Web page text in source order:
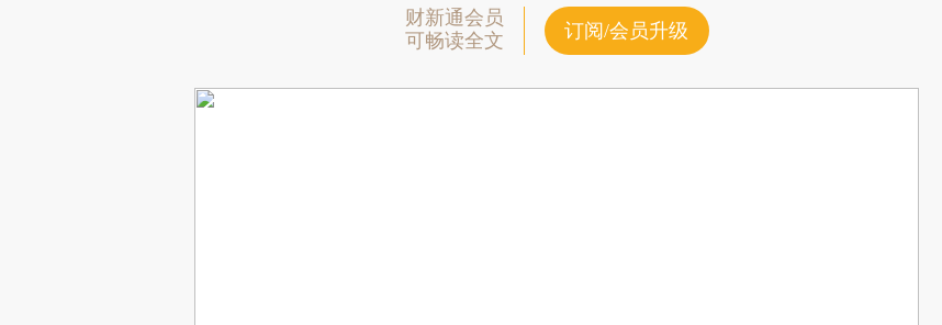
财新通会员
可畅读全文
订阅/会员升级